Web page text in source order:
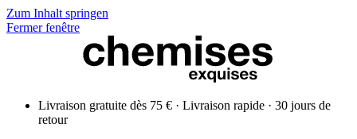
Zum Inhalt springen
Fermer fenêtre
Livraison gratuite dès 75 € · Livraison rapide · 30 jours de
retour